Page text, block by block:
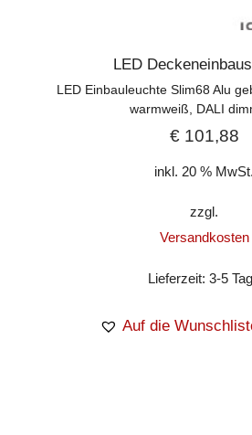
LED
LED Einbauleuchte Slim68 Alu
warmweiß, DALI
€101,88
inkl. 20 % MwSt.
zzgl.
Versandkosten
Lieferzeit:3-5
Auf die